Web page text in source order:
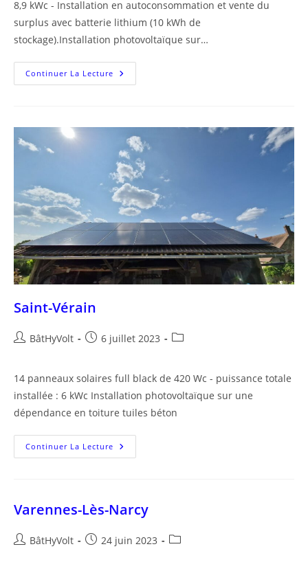
8,9 kWc - Installation en autoconsommation et vente du
surplus avec batterie lithium (10 kWh de
stockage).Installation photovoltaïque sur…
Continuer La Lecture Ennordres
Saint-Vérain
Auteur/autrice
publication :
BâtHyVolt
Publication
6 juillet 2023
Post
14 panneaux solaires full black de 420 Wc - puissance totale
installée : 6 kWc Installation photovoltaïque sur une
dépendance en toiture tuiles béton
Continuer La Lecture Saint-
Vérain
Varennes-Lès-Narcy
Auteur/autrice
BâtHyVolt
Publication
24 juin 2023
Post